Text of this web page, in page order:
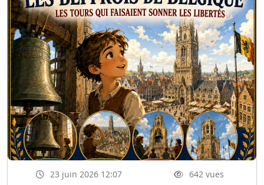
23 juin 2026 12:07 642 vues